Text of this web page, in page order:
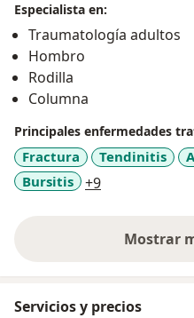
deportiva, dolor crónico
condición ortopédica,
tu recuperación y retomar
la mayor prontitud posible.
Especialista en:
Traumatología adultos
Hombro
Rodilla
Columna
Principales enfermedades
Fractura Tendinitis
Bursitis
+9
Mostrar
Servicios y precios